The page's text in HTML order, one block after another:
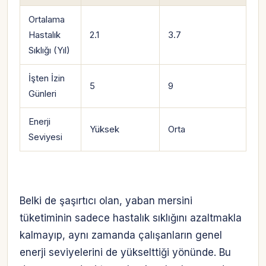
Ortalama
Hastalık
Sıklığı (Yıl)
2.1 3.7
İşten İzin
Günleri
5 9
Enerji
Seviyesi
Yüksek Orta
Belki de şaşırtıcı olan, yaban mersini
tüketiminin sadece hastalık sıklığını azaltmakla
kalmayıp, aynı zamanda çalışanların genel
enerji seviyelerini de yükselttiği yönünde. Bu